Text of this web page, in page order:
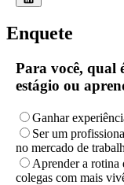
Enquete
Para você, qual
estágio ou
Ganhar
Ser um
no mercado de
Aprender a rotina
colegas com mais